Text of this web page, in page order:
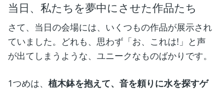
当日、私たちを夢中にさせた作品たち
さて、当日の会場には、いくつもの作品が展示され
ていました。どれも、思わず「お、これは!」と声
が出てしまうような、ユニークなものばかりです。
1つめは、 植木鉢を抱えて、音を頼りに水を探すゲ